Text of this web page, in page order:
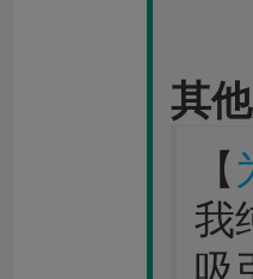
其
【
我
吸